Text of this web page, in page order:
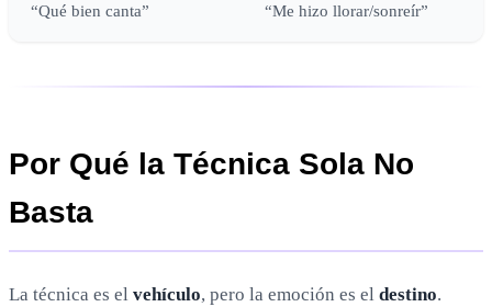
“Qué bien canta” “Me hizo llorar/sonreír”
Por Qué la Técnica Sola No
Basta
La técnica es el vehículo, pero la emoción es el destino.